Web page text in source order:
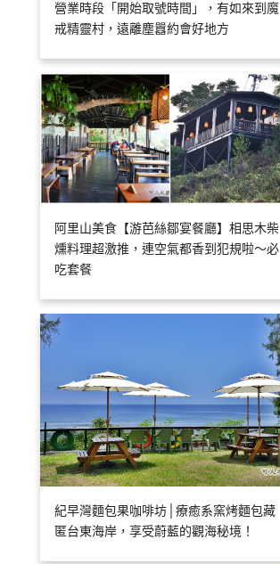
營業時段「開始取號時間」，有如來到魔
戒精靈村，遠離塵囂約會好地方
阿里山美食【游芭絲鄒宴餐廳】相思木柴
燻料理超激推，連空氣都香到犯規啦～必
吃套餐
紀早灣麵包果咖啡坊│療癒系窯烤麵包藏
匿台東海岸，享受蔚藍的觀海秘境！